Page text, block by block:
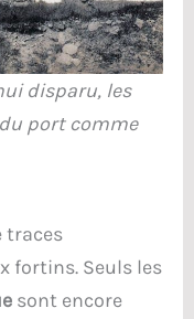
disparu, les
port comme
traces
fortins. Seuls les
sont encore